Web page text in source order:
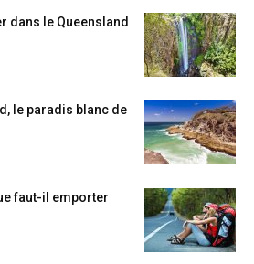
dans le Queensland
le paradis blanc de
faut-il emporter